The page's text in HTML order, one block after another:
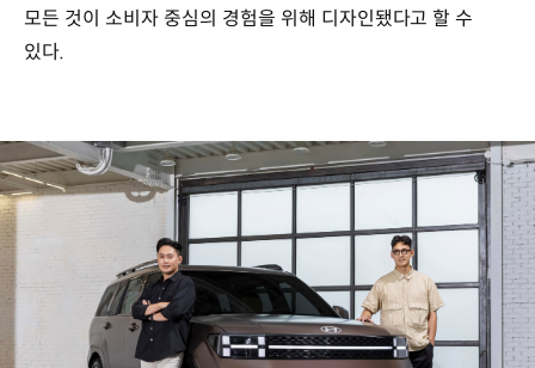
모든 것이 소비자 중심의 경험을 위해 디자인됐다고 할 수
있다.